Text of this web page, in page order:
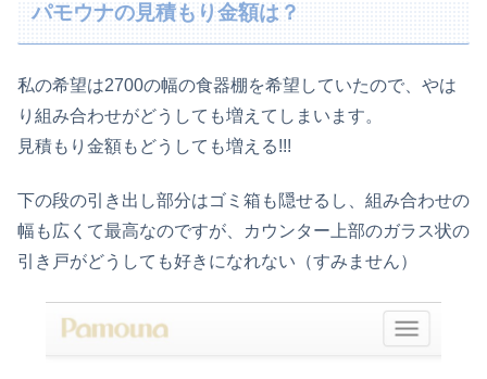
パモウナの見積もり金額は？
私の希望は2700の幅の食器棚を希望していたので、やは
り組み合わせがどうしても増えてしまいます。
見積もり金額もどうしても増える!!!
下の段の引き出し部分はゴミ箱も隠せるし、組み合わせの
幅も広くて最高なのですが、カウンター上部のガラス状の
引き戸がどうしても好きになれない（すみません）